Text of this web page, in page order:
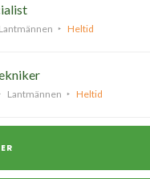
Lantmännen Heltid
Lantmännen Heltid